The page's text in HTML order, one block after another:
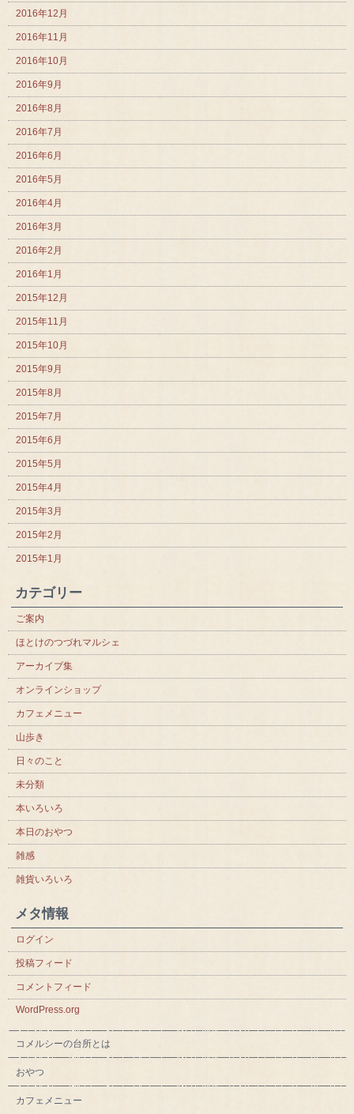
2016年12月
2016年11月
2016年10月
2016年9月
2016年8月
2016年7月
2016年6月
2016年5月
2016年4月
2016年3月
2016年2月
2016年1月
2015年12月
2015年11月
2015年10月
2015年9月
2015年8月
2015年7月
2015年6月
2015年5月
2015年4月
2015年3月
2015年2月
2015年1月
カテゴリー
ご案内
ほとけのつづれマルシェ
アーカイブ集
オンラインショップ
カフェメニュー
山歩き
日々のこと
未分類
本いろいろ
本日のおやつ
雑感
雑貨いろいろ
メタ情報
ログイン
投稿フィード
コメントフィード
WordPress.org
コメルシーの台所とは
おやつ
カフェメニュー